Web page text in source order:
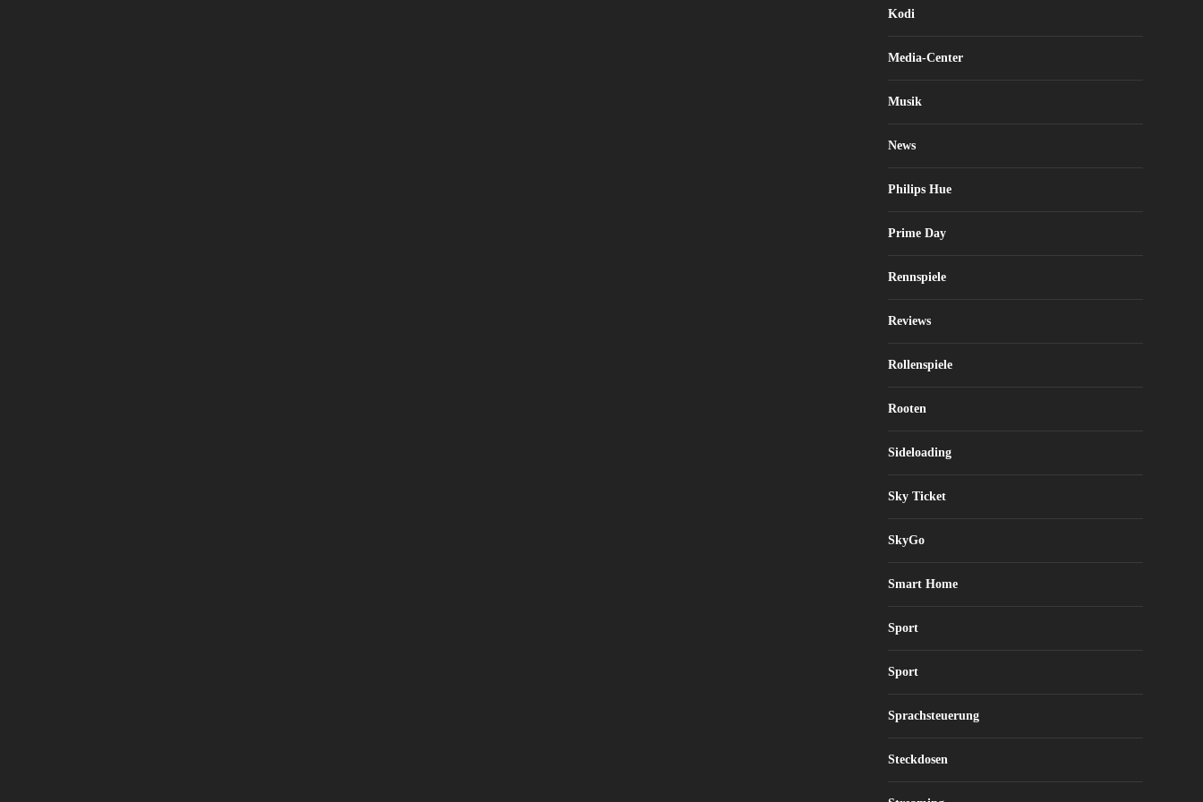
Kodi
Media-Center
Musik
News
Philips Hue
Prime Day
Rennspiele
Reviews
Rollenspiele
Rooten
Sideloading
Sky Ticket
SkyGo
Smart Home
Sport
Sport
Sprachsteuerung
Steckdosen